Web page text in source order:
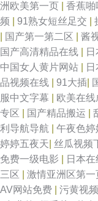
洲欧美第一页
香蕉啪
频
91熟女短丝足交
国产第一第二区 酱
国产高清精品在线
中国女人黄片网站
品视频在线
91大插
服中文字幕
欧美在
专区
国产精品搬运
利导航导航
午夜色婷
婷婷五夜天 丝瓜视频
免费一级电影
日本
三区
激情亚洲区第一
AV网站免费
污黄视